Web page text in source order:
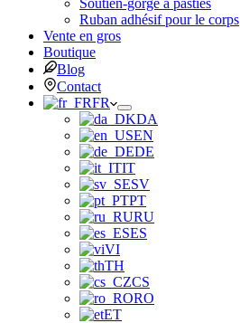
Ruban adhésif pour le corps
Vente en gros
Boutique
Blog
Contact
FR
DA
EN
DE
IT
SV
PT
RU
ES
VI
TH
CS
RO
ET